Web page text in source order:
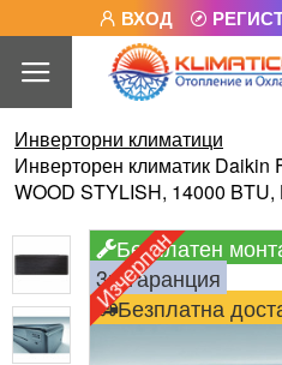
ВХОД
Инверторни климатици
Инверторен климатик
WOOD STYLISH, 14000 BTU,
Безплатен
Безплатна
3г. гаранция
Изчерпан